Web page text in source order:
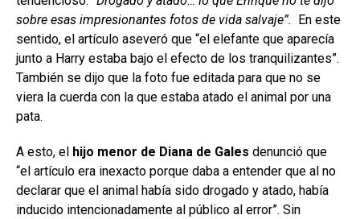
sobre esas impresionantes fotos de vida salvaje”. En este
sentido, el artículo aseveró que “el elefante que aparecía
junto a Harry estaba bajo el efecto de los tranquilizantes”.
También se dijo que la foto fue editada para que no se
viera la cuerda con la que estaba atado el animal por una
pata.
A esto, el hijo menor de Diana de Gales denunció que
“el artículo era inexacto porque daba a entender que al no
declarar que el animal había sido drogado y atado, había
inducido intencionadamente al público al error”. Sin